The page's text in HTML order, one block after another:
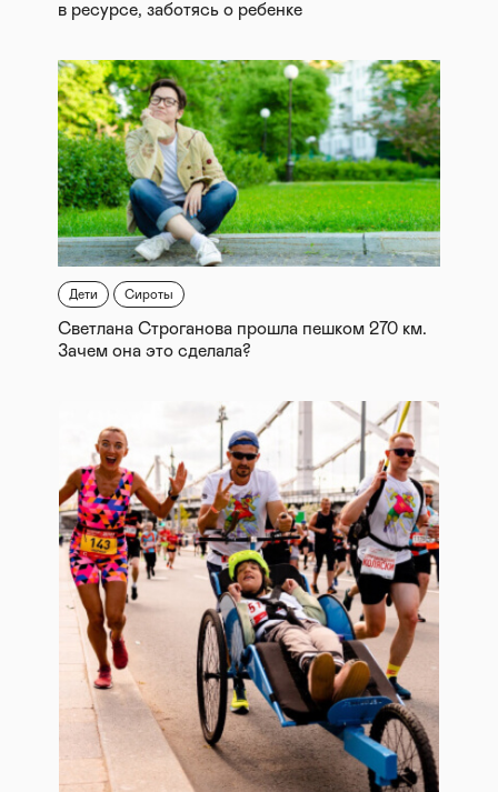
в ресурсе, заботясь о ребенке
Дети Сироты
Светлана Строганова прошла пешком 270 км.
Зачем она это сделала?